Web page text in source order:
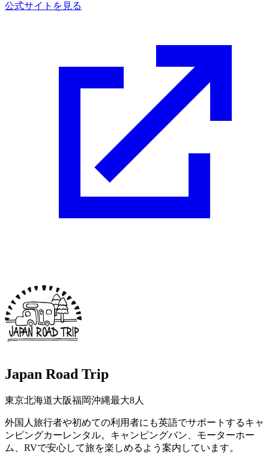
公式サイトを見る
Japan Road Trip
東京北海道大阪福岡沖縄最大8人
外国人旅行者や初めての利用者にも英語でサポートするキャ
ンピングカーレンタル。キャンピングバン、モーターホー
ム、RVで安心して旅を楽しめるよう案内しています。